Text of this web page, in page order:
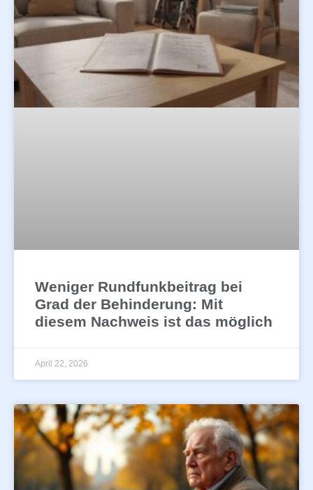
Weniger Rundfunkbeitrag bei
Grad der Behinderung: Mit
diesem Nachweis ist das möglich
April 22, 2026